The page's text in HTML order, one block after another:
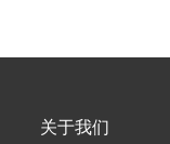
关于我们